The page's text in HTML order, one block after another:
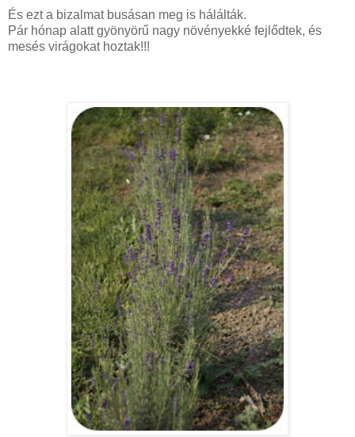
És ezt a bizalmat busásan meg is hálálták.
Pár hónap alatt gyönyörű nagy növényekké fejlődtek, és
mesés virágokat hoztak!!!